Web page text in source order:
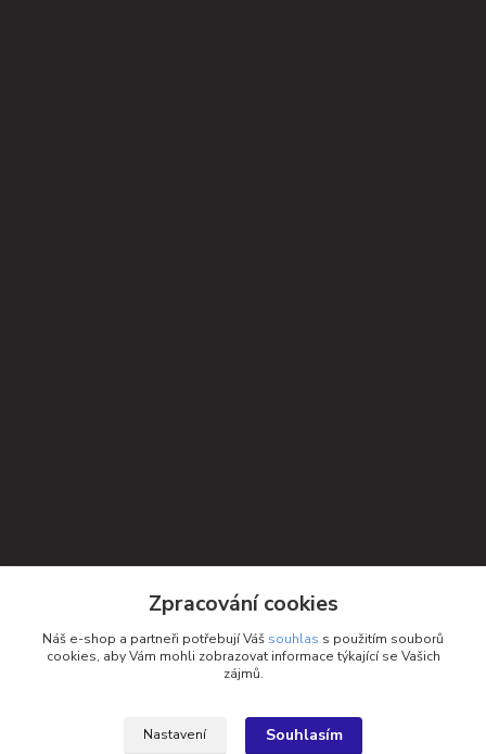
+420 732 552 122
Zpracování cookies
Náš e-shop a partneři potřebují Váš souhlas s použitím souborů
cookies, aby Vám mohli zobrazovat informace týkající se Vašich
zájmů.
Nastavení Souhlasím